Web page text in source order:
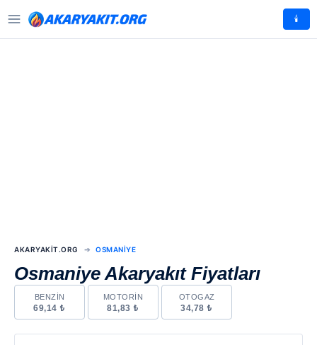
🕯️
AKARYAKIT.ORG OSMANIYE
Osmaniye Akaryakıt Fiyatları
BENZIN
69,14 ₺
MOTORIN
81,83 ₺
OTOGAZ
34,78 ₺